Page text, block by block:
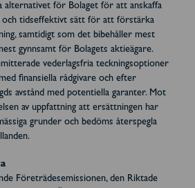
alternativet för Bolaget för att anskaffa
och tidseffektivt sätt för att förstärka
samtidigt som det bibehåller mest
gynnsamt för Bolagets aktieägare.
vederlagsfria teckningsoptioner
finansiella rådgivare och efter
avstånd med potentiella garanter. Mot
av uppfattning att ersättningen har
grunder och bedöms återspegla
Företrädesemissionen, den Riktade